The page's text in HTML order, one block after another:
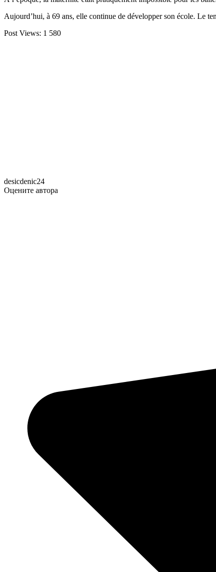
Aujourd’hui, à 69 ans, elle continue de développer son école. Le
Post Views: 1 580
desicdenic24
Оцените автора